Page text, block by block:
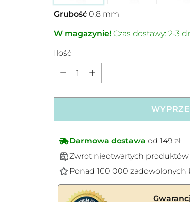
Grubość 0.8mm
W magazynie!Czas dostawy: 2-3
Ilość
Darmowa dostawa od 149 zł
Zwrot nieotwartych produktów
Ponad 100 000 zadowolonych